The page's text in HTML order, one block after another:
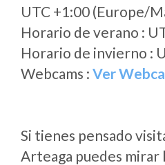
UTC +1:00 (Europe/
Horario de verano :
Horario de invierno :
Webcams : Ver
Si tienes pensado
Arteaga puedes mirar